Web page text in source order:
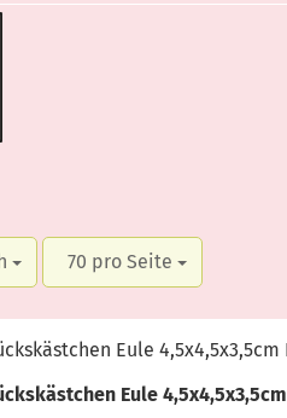
70 pro Seite
Eule
Eule